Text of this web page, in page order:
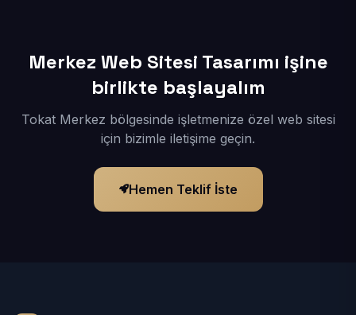
Merkez Web Sitesi Tasarımı işine
birlikte başlayalım
Tokat Merkez bölgesinde işletmenize özel web sitesi
için bizimle iletişime geçin.
Hemen Teklif İste